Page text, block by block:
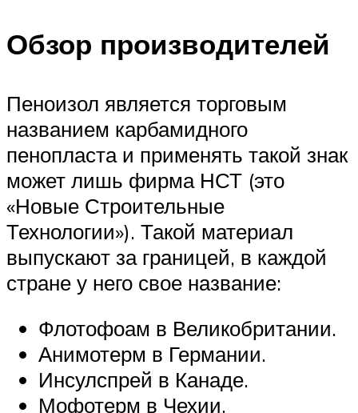
Обзор производителей
Пеноизол является торговым
названием карбамидного
пенопласта и применять такой знак
может лишь фирма НСТ (это
«Новые Строительные
Технологии»). Такой материал
выпускают за границей, в каждой
стране у него свое название:
Флотофоам в Великобритании.
Анимотерм в Германии.
Инсулспрей в Канаде.
Мофотерм в Чехии.